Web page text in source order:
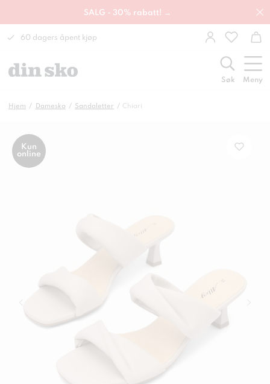
SALG - 30% rabatt! →
60 dagers åpent kjøp
Søk Meny
Hjem Damesko Sandaletter Chiari
Kun
online